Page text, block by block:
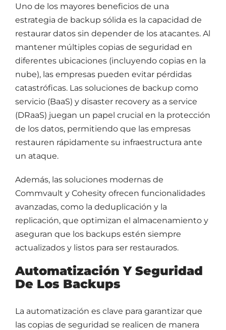
Uno de los mayores beneficios de una
estrategia de backup sólida es la capacidad de
restaurar datos sin depender de los atacantes. Al
mantener múltiples copias de seguridad en
diferentes ubicaciones (incluyendo copias en la
nube), las empresas pueden evitar pérdidas
catastróficas. Las soluciones de backup como
servicio (BaaS) y disaster recovery as a service
(DRaaS) juegan un papel crucial en la protección
de los datos, permitiendo que las empresas
restauren rápidamente su infraestructura ante
un ataque.
Además, las soluciones modernas de
Commvault y Cohesity ofrecen funcionalidades
avanzadas, como la deduplicación y la
replicación, que optimizan el almacenamiento y
aseguran que los backups estén siempre
actualizados y listos para ser restaurados.
Automatización Y Seguridad
De Los Backups
La automatización es clave para garantizar que
las copias de seguridad se realicen de manera